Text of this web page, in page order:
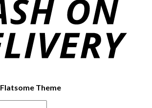
Flatsome Theme